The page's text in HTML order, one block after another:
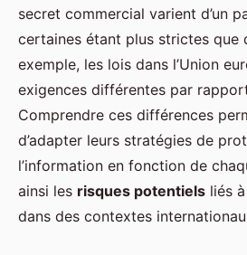
secret commercial varient d’un
certaines étant plus strictes que
exemple, les lois dans l’Union
exigences différentes par
Comprendre ces différences
d’adapter leurs stratégies de
l’information en fonction de
ainsi les risques potentiels liés
dans des contextes